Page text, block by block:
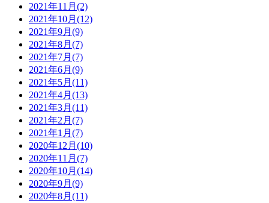
2021年11月(2)
2021年10月(12)
2021年9月(9)
2021年8月(7)
2021年7月(7)
2021年6月(9)
2021年5月(11)
2021年4月(13)
2021年3月(11)
2021年2月(7)
2021年1月(7)
2020年12月(10)
2020年11月(7)
2020年10月(14)
2020年9月(9)
2020年8月(11)